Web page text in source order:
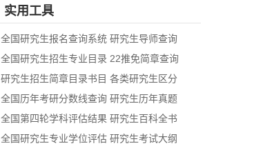
实用工具
全国研究生报名查询系统 研究生导师查询
全国研究生招生专业目录 22推免简章查询
研究生招生简章目录书目 各类研究生区分
全国历年考研分数线查询 研究生历年真题
全国第四轮学科评估结果 研究生百科全书
全国研究生专业学位评估 研究生考试大纲